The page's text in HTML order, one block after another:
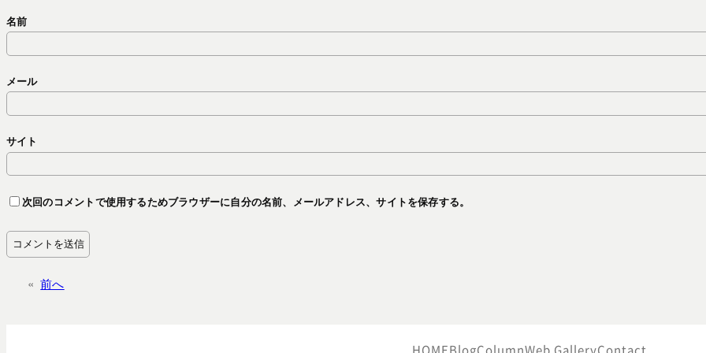
名前
メール
サイト
次回のコメントで使用するためブラウザーに自分の名前、メールアドレス、サイトを保存する。
« 前へ